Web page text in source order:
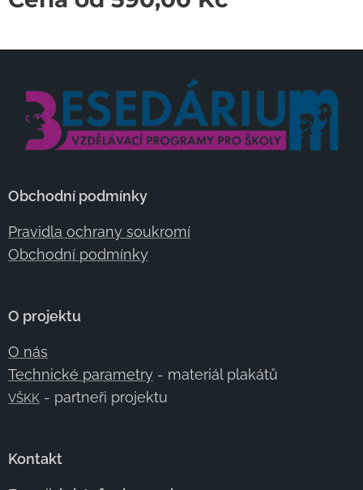
Obchodní podmínky
Pravidla ochrany soukromí
Obchodní podmínky
O projektu
O nás
Technické parametry - materiál plakátů
VŠKK - partneři projektu
Kontakt